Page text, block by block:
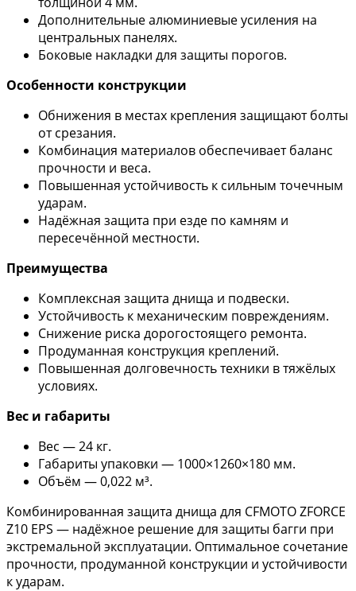
Дополнительные алюминиевые усиления на
центральных панелях.
Боковые накладки для защиты порогов.
Особенности конструкции
Обнижения в местах крепления защищают болты
от срезания.
Комбинация материалов обеспечивает баланс
прочности и веса.
Повышенная устойчивость к сильным точечным
ударам.
Надёжная защита при езде по камням и
пересечённой местности.
Преимущества
Комплексная защита днища и подвески.
Устойчивость к механическим повреждениям.
Снижение риска дорогостоящего ремонта.
Продуманная конструкция креплений.
Повышенная долговечность техники в тяжёлых
условиях.
Вес и габариты
Вес — 24 кг.
Габариты упаковки — 1000×1260×180 мм.
Объём — 0,022 м³.
Комбинированная защита днища для CFMOTO ZFORCE
Z10 EPS — надёжное решение для защиты багги при
экстремальной эксплуатации. Оптимальное сочетание
прочности, продуманной конструкции и устойчивости
к ударам.